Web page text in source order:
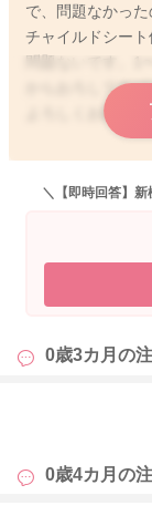
で、問題なかった
チャイルドシー
問題ないです。1
からおろしてあ
よろしくお願いし
＼【即時回答】
0歳3カ月の
0歳4カ月の